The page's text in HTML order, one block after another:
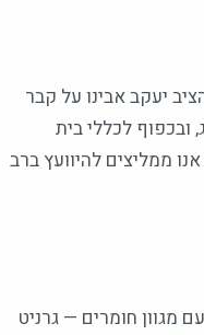
יעקב אבינו על קבר
לכללי בית
ממליצים להיוועץ ברב
מגוון חומרים — גרניט